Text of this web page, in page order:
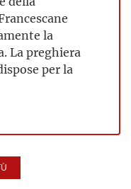
la
La preghiera
per la